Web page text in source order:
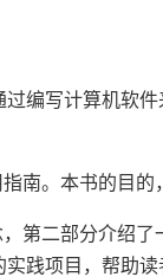
编写计算机软
南。本书的目
第二部分介绍
践项目，帮助